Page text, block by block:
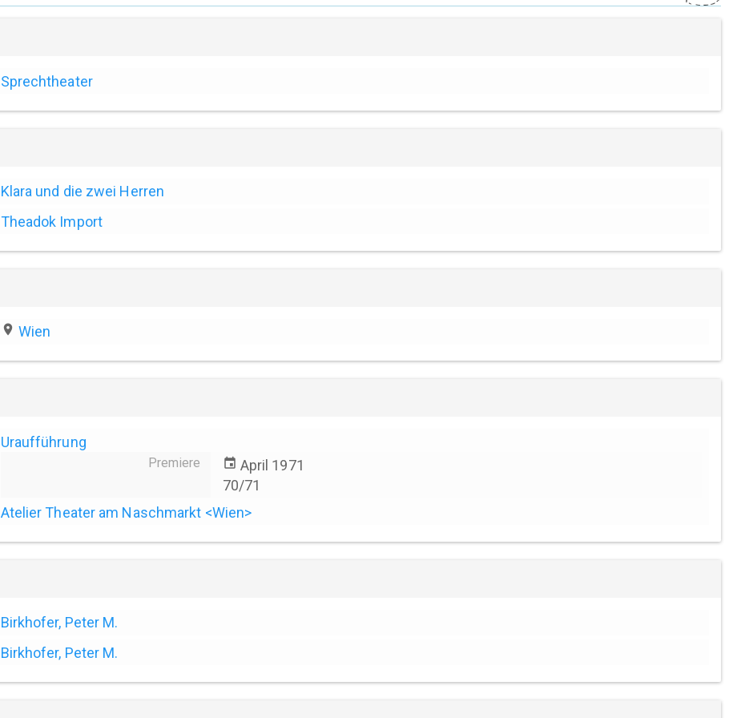
Sprechtheater
Klara und die zwei Herren
Theadok Import
place Wien
Uraufführung
Premiere event April 1971
70/71
Atelier Theater am Naschmarkt <Wien>
Birkhofer, Peter M.
Birkhofer, Peter M.